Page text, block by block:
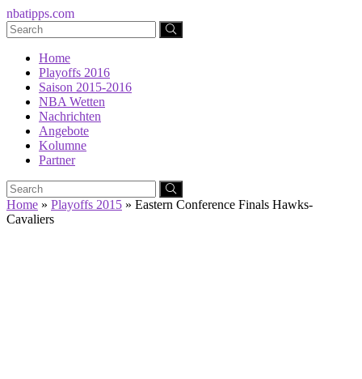
nbatipps.com
Home
Playoffs 2016
Saison 2015-2016
NBA Wetten
Nachrichten
Angebote
Kolumne
Partner
Home » Playoffs 2015 » Eastern Conference Finals Hawks-
Cavaliers